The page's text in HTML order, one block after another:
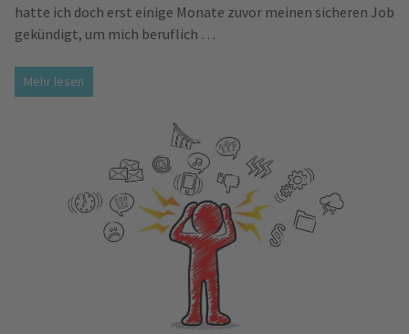
hatte ich doch erst einige Monate zuvor meinen sicheren Job
gekündigt, um mich beruflich …
Mehr lesen